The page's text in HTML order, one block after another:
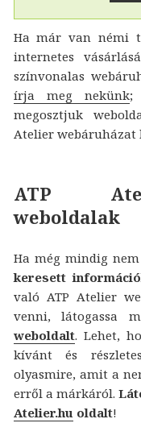
Ha már van némi
internetes
színvonalas
írja meg nekünk;
megosztjuk
Atelier webáruházat
ATP
weboldalak
Ha még mindig
keresett
való ATP Atelier
venni, látogassa
weboldalt. Lehet,
kívánt és
olyasmire, amit a
erről a márkáról.
Atelier.hu oldalt!